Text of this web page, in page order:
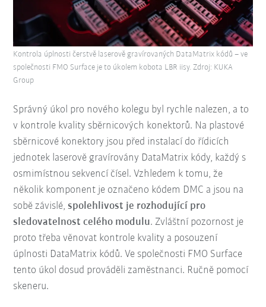
Správný úkol pro nového kolegu byl rychle nalezen, a to
v kontrole kvality sběrnicových konektorů. Na plastové
sběrnicové konektory jsou před instalací do řídicích
jednotek laserově gravírovány DataMatrix kódy, každý s
osmimístnou sekvencí čísel. Vzhledem k tomu, že
několik komponent je označeno kódem DMC a jsou na
sobě závislé,spolehlivost je rozhodující pro
sledovatelnost celého modulu. Zvláštní pozornost je
proto třeba věnovat kontrole kvality a posouzení
úplnosti DataMatrix kódů. Ve společnosti FMO Surface
tento úkol dosud prováděli zaměstnanci. Ručně pomocí
skeneru.
Kontrola úplnosti čerstvě laserově gravírovaných DataMatrix kódů – ve
společnosti FMO Surface je to úkolem kobota LBR iisy. Zdroj: KUKA
Group